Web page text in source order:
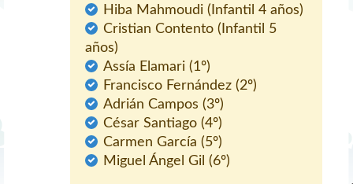
Hiba Mahmoudi (Infantil 4 años)
Cristian Contento (Infantil 5
años)
Assía Elamari (1º)
Francisco Fernández (2º)
Adrián Campos (3º)
César Santiago (4º)
Carmen García (5º)
Miguel Ángel Gil (6º)